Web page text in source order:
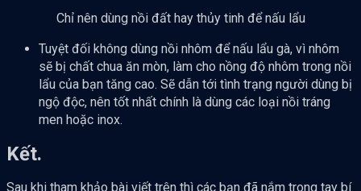
Chỉ nên dùng nồi đất hay thủy tinh để nấu lẩu
Tuyệt đối không dùng nồi nhôm để nấu lẩu gà, vì nhôm
sẽ bị chất chua ăn mòn, làm cho nồng độ nhôm trong nồi
lẩu của bạn tăng cao. Sẽ dẫn tới tình trạng người dùng bị
ngộ độc, nên tốt nhất chính là dùng các loại nồi tráng
men hoặc inox.
Kết.
Sau khi tham khảo bài viết trên thì các bạn đã nắm trong tay bí